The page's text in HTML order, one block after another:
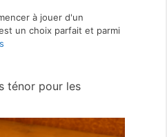
à jouer d'un
un choix parfait et parmi
ténor pour les